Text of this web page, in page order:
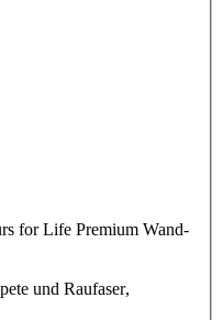
for Life Premium Wand-
und Raufaser,